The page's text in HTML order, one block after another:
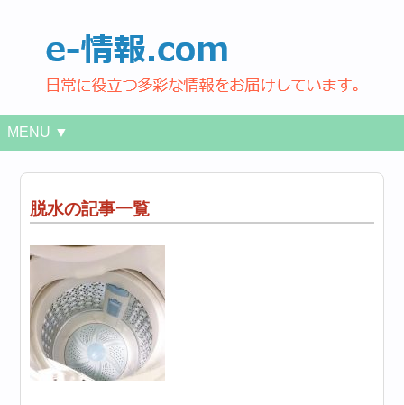
MENU ▼
脱水の記事一覧